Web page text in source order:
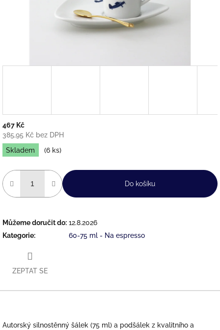
467 Kč
385,95 Kč bez DPH
Měrná
cena:
Skladem (6 ks)
Do košíku
Můžeme doručit do: 12.8.2026
Kategorie: 60-75 ml - Na espresso
ZEPTAT SE
Autorský silnostěnný šálek (75 ml) a podšálek z kvalitního a